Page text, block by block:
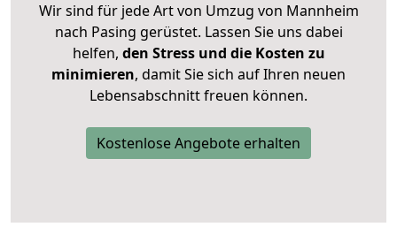
Wir sind für jede Art von Umzug von Mannheim
nach Pasing gerüstet. Lassen Sie uns dabei
helfen, den Stress und die Kosten zu
minimieren, damit Sie sich auf Ihren neuen
Lebensabschnitt freuen können.
Kostenlose Angebote erhalten